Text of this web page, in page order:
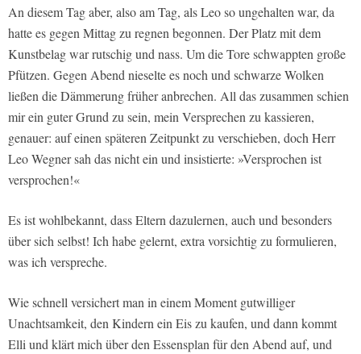
An diesem Tag aber, also am Tag, als Leo so ungehalten war, da
hatte es gegen Mittag zu regnen begonnen. Der Platz mit dem
Kunstbelag war rutschig und nass. Um die Tore schwappten große
Pfützen. Gegen Abend nieselte es noch und schwarze Wolken
ließen die Dämmerung früher anbrechen. All das zusammen schien
mir ein guter Grund zu sein, mein Versprechen zu kassieren,
genauer: auf einen späteren Zeitpunkt zu verschieben, doch Herr
Leo Wegner sah das nicht ein und insistierte: »Versprochen ist
versprochen!«
Es ist wohlbekannt, dass Eltern dazulernen, auch und besonders
über sich selbst! Ich habe gelernt, extra vorsichtig zu formulieren,
was ich verspreche.
Wie schnell versichert man in einem Moment gutwilliger
Unachtsamkeit, den Kindern ein Eis zu kaufen, und dann kommt
Elli und klärt mich über den Essensplan für den Abend auf, und